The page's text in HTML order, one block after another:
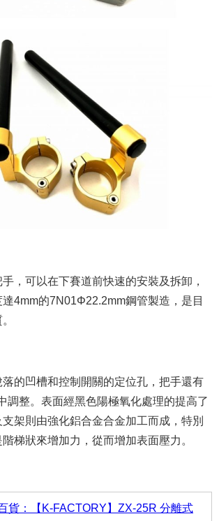
，可以在下賽道前快速的安裝及拆卸，
4mm的7N01Φ22.2mm鋼管製造，是目
的凹槽和控制開關的定位孔，把手還有
調整。表面經黑色陽極氧化處理的提高了
架則由強化鋁合金合金加工而成，特別
梯狀來增加力，從而增加表面壓力。
貨：【K-FACTORY】ZX-25R 分離式